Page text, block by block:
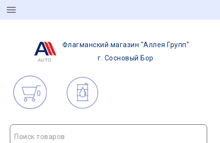
Флагманский магазин "Аллея Групп"
г. Сосновый Бор
0
Поиск товаров